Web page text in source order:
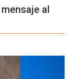
al